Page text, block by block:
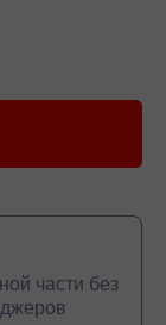
части без